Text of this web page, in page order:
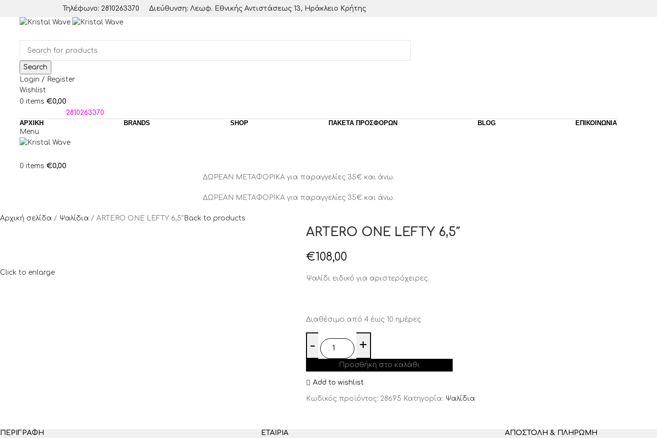
Τηλέφωνο: 2810263370 Διεύθυνση: Λεωφ. Εθνικής Αντιστάσεως 13, Ηράκλειο Κρήτης
Search
Login / Register
Wishlist
0 items €0,00
2810263370
ΑΡΧΙΚΗ
BRANDS SHOP ΠΑΚΈΤΑ ΠΡΟΣΦΟΡΏΝ BLOG
ΕΠΙΚΟΙΝΩΝΙΑ
Menu
0 items €0,00
ΔΩΡΕΑΝ ΜΕΤΑΦΟΡΙΚΑ για παραγγελίες 35€ και άνω.
ΔΩΡΕΑΝ ΜΕΤΑΦΟΡΙΚΑ για παραγγελίες 35€ και άνω.
Αρχική σελίδα Ψαλίδια ARTERO ONE LEFTY 6,5″ Back to products
Click to enlarge
ARTERO ONE LEFTY 6,5″
€108,00
Ψαλίδι ειδικό για αριστερόχειρες.
Διαθέσιμο από 4 έως 10 ημέρες
Προσθήκη στο καλάθι
Add to wishlist
Κωδικός προϊόντος: 28695 Κατηγορία: Ψαλίδια
ΠΕΡΙΓΡΑΦΉ ΕΤΑΙΡΊΑ ΑΠΟΣΤΟΛΉ & ΠΛΗΡΩΜΉ